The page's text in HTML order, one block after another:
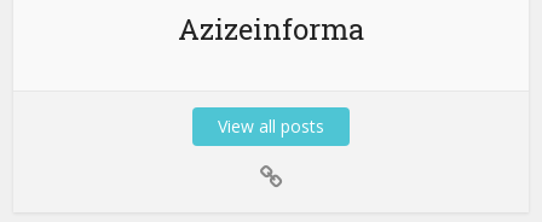
Azizeinforma
View all posts